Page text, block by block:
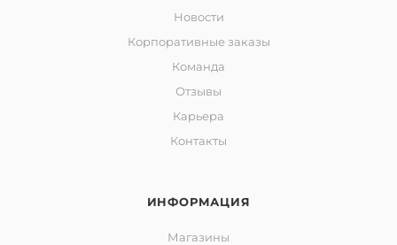
Новости
Корпоративные заказы
Команда
Отзывы
Карьера
Контакты
ИНФОРМАЦИЯ
Магазины